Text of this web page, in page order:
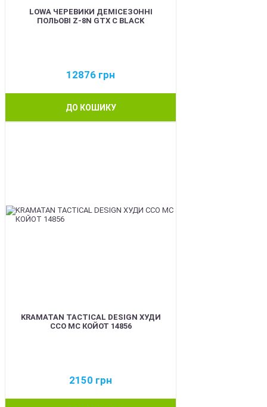
LOWA ЧЕРЕВИКИ ДЕМІСЕЗОННІ
ПОЛЬОВІ Z-8N GTX C BLACK
12876 грн
ДО КОШИКУ
KRAMATAN TACTICAL DESIGN ХУДИ
ССО МС КОЙОТ 14856
2150 грн